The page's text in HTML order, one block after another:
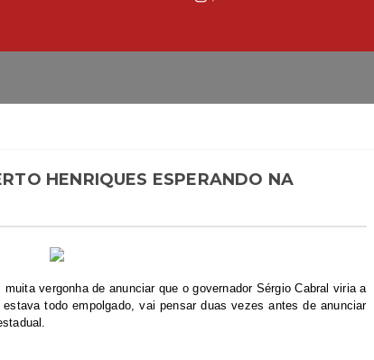
HENRIQUES ESPERANDO NA
vergonha de anunciar que o governador Sérgio Cabral viria a
todo empolgado, vai pensar duas vezes antes de anunciar